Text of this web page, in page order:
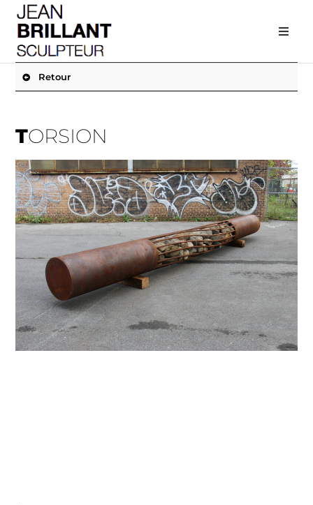
Retour
TORSION